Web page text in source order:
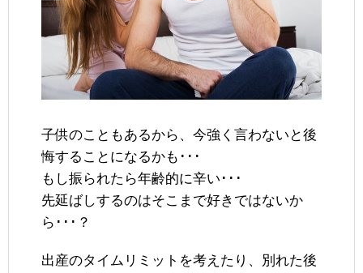
子供のこともあるから、今強く言わないと後
悔することになるかも･･･
もし振られたら年齢的に辛い･･･
先延ばしするのはそこまで好きではないか
ら･･･？
出産のタイムリミットを考えたり、別れた後